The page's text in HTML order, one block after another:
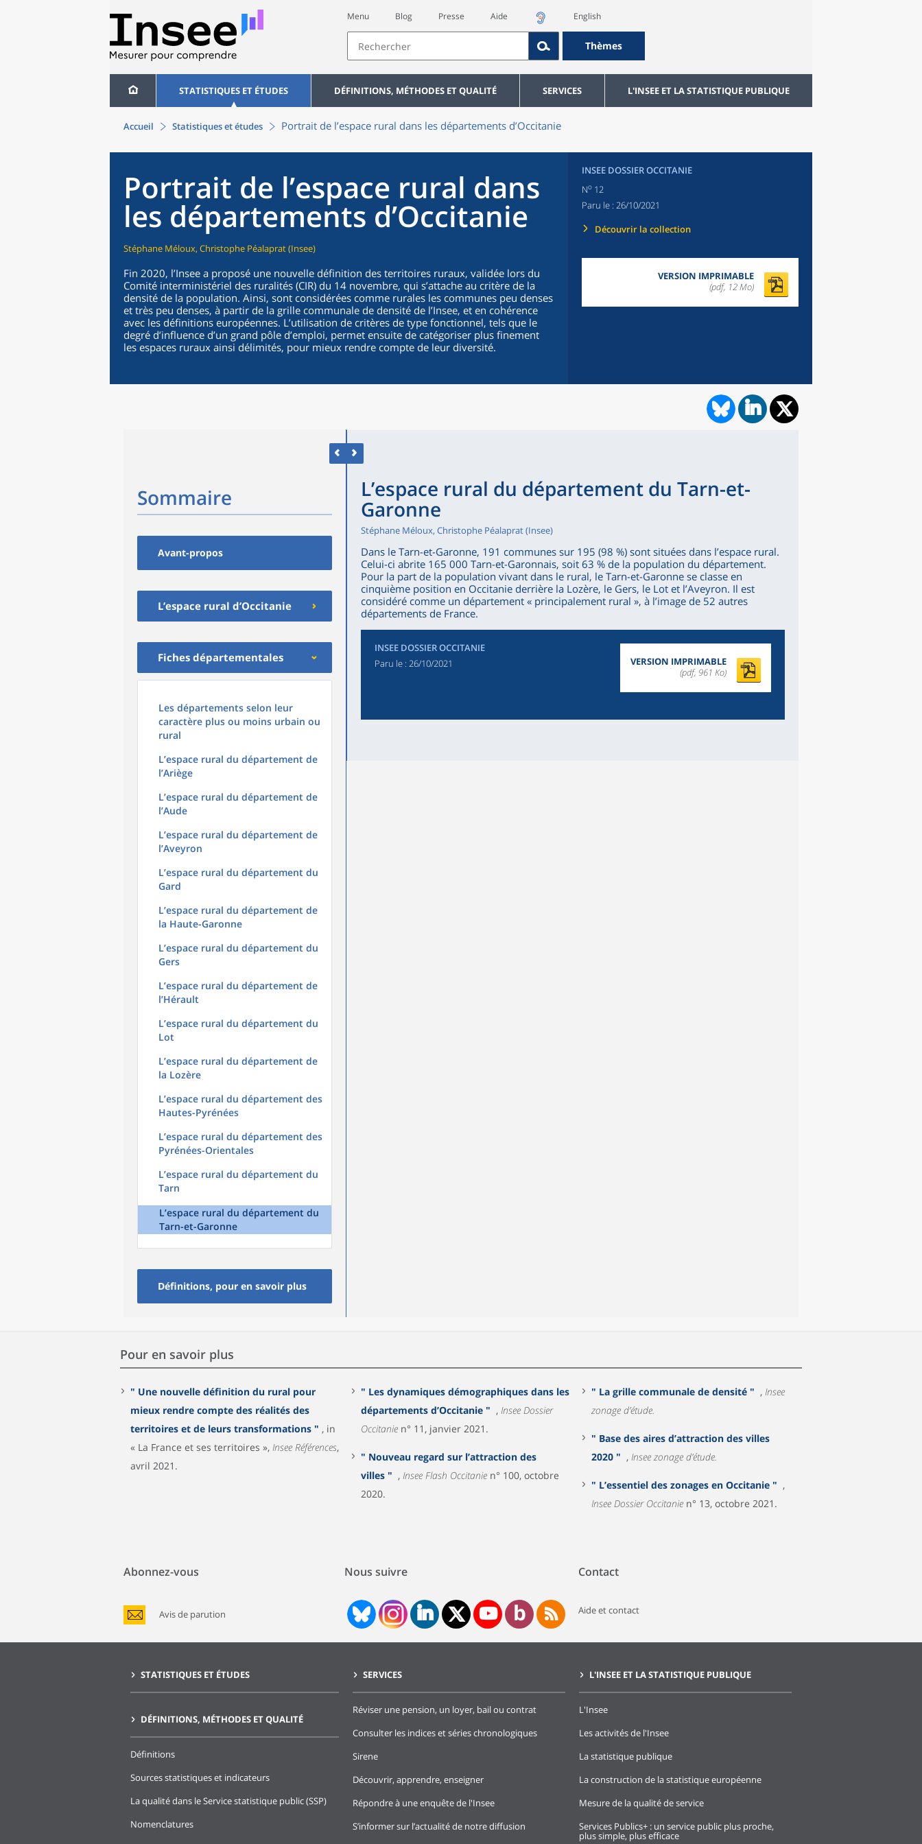
Menu Blog Presse Aide English
Thèmes
STATISTIQUES ET ÉTUDES DÉFINITIONS, MÉTHODES ET QUALITÉ SERVICES L'INSEE ET LA STATISTIQUE PUBLIQUE
Accueil Statistiques et études Portrait de l’espace rural dans les départements d’Occitanie
Portrait de l’espace rural dans
les départements d’Occitanie
Stéphane Méloux, Christophe Péalaprat (Insee)
Fin 2020, l’Insee a proposé une nouvelle définition des territoires ruraux, validée lors du
Comité interministériel des ruralités (CIR) du 14 novembre, qui s’attache au critère de la
densité de la population. Ainsi, sont considérées comme rurales les communes peu denses
et très peu denses, à partir de la grille communale de densité de l’Insee, et en cohérence
avec les définitions européennes. L’utilisation de critères de type fonctionnel, tels que le
degré d’influence d’un grand pôle d’emploi, permet ensuite de catégoriser plus finement
les espaces ruraux ainsi délimités, pour mieux rendre compte de leur diversité.
INSEE DOSSIER OCCITANIE
No 12
Paru le : 26/10/2021
Découvrir la collection
VERSION IMPRIMABLE
(pdf, 12 Mo)
Sommaire
Avant-propos
L’espace rural d’Occitanie
Fiches départementales
Les départements selon leur
caractère plus ou moins urbain ou
rural
L’espace rural du département de
l’Ariège
L’espace rural du département de
l’Aude
L’espace rural du département de
l’Aveyron
L’espace rural du département du
Gard
L’espace rural du département de
la Haute-Garonne
L’espace rural du département du
Gers
L’espace rural du département de
l’Hérault
L’espace rural du département du
Lot
L’espace rural du département de
la Lozère
L’espace rural du département des
Hautes-Pyrénées
L’espace rural du département des
Pyrénées-Orientales
L’espace rural du département du
Tarn
L’espace rural du département du
Tarn-et-Garonne
Définitions, pour en savoir plus
L’espace rural du département du Tarn-et-
Garonne
Stéphane Méloux, Christophe Péalaprat (Insee)
Dans le Tarn-et-Garonne, 191 communes sur 195 (98 %) sont situées dans l’espace rural.
Celui-ci abrite 165 000 Tarn-et-Garonnais, soit 63 % de la population du département.
Pour la part de la population vivant dans le rural, le Tarn-et-Garonne se classe en
cinquième position en Occitanie derrière la Lozère, le Gers, le Lot et l’Aveyron. Il est
considéré comme un département « principalement rural », à l’image de 52 autres
départements de France.
INSEE DOSSIER OCCITANIE
Paru le : 26/10/2021
VERSION IMPRIMABLE
(pdf, 961 Ko)
Pour en savoir plus
" Une nouvelle définition du rural pour
mieux rendre compte des réalités des
territoires et de leurs transformations " , in
« La France et ses territoires », Insee Références,
avril 2021.
" Les dynamiques démographiques dans les
départements d’Occitanie " , Insee Dossier
Occitanie n° 11, janvier 2021.
" Nouveau regard sur l’attraction des
villes " , Insee Flash Occitanie n° 100, octobre
2020.
" La grille communale de densité " , Insee
zonage d’étude.
" Base des aires d’attraction des villes
2020 " , Insee zonage d’étude.
" L’essentiel des zonages en Occitanie " ,
Insee Dossier Occitanie n° 13, octobre 2021.
Abonnez-vous
Avis de parution
Nous suivre Contact
Aide et contact
STATISTIQUES ET ÉTUDES
DÉFINITIONS, MÉTHODES ET QUALITÉ
Définitions
Sources statistiques et indicateurs
La qualité dans le Service statistique public (SSP)
Nomenclatures
SERVICES
Réviser une pension, un loyer, bail ou contrat
Consulter les indices et séries chronologiques
Sirene
Découvrir, apprendre, enseigner
Répondre à une enquête de l'Insee
S’informer sur l’actualité de notre diffusion
L'INSEE ET LA STATISTIQUE PUBLIQUE
L'Insee
Les activités de l'Insee
La statistique publique
La construction de la statistique européenne
Mesure de la qualité de service
Services Publics+ : un service public plus proche,
plus simple, plus efficace